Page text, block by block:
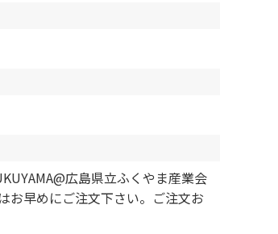
広島県立ふくやま産業会
お早めにご注文下さい。ご注文お